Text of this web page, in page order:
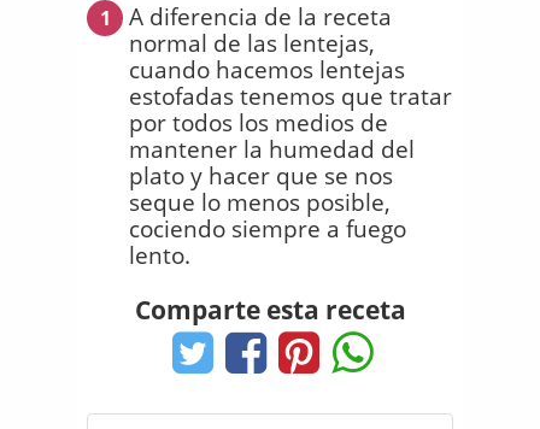
1
A diferencia de la receta
normal de las lentejas,
cuando hacemos lentejas
estofadas tenemos que tratar
por todos los medios de
mantener la humedad del
plato y hacer que se nos
seque lo menos posible,
cociendo siempre a fuego
lento.
Comparte esta receta